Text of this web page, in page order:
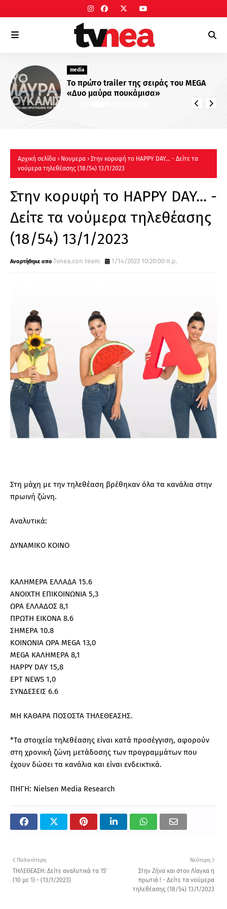
media
Το πρώτο trailer της σειράς του MEGA
«Δυο μαύρα πουκάμισα»
Αρχική σελίδα Νουμερα
Στην κορυφή το HAPPY DAY... - Δείτε τα
νούμερα τηλεθέασης (18/54) 13/1/2023
Στην κορυφή το HAPPY DAY... -
Δείτε τα νούμερα τηλεθέασης
(18/54) 13/1/2023
Tvnea.con team 1/14/2023 10:20:00 π.μ.
Στη μάχη με την τηλεθέαση βρέθηκαν όλα τα κανάλια στην
πρωινή ζώνη.
Αναλυτικά:
ΔΥΝΑΜΙΚΟ ΚΟΙΝΟ
ΚΑΛΗΜΕΡΑ ΕΛΛΑΔΑ 15.6
ΑΝΟΙΧΤΗ ΕΠΙΚΟΙΝΩΝΙΑ 5,3
ΩΡΑ ΕΛΛΑΔΟΣ 8,1
ΠΡΩΤΗ ΕΙΚΟΝΑ 8.6
ΣΗΜΕΡΑ 10.8
ΚΟΙΝΩΝΙΑ ΩΡΑ MEGA 13,0
MEGA ΚΑΛΗΜΕΡΑ 8,1
HAPPY DAY 15,8
ΕΡΤ ΝEWS 1,0
ΣΥΝΔΕΣΕΙΣ 6.6
ΜΗ ΚΑΘΑΡΑ ΠΟΣΟΣΤΑ ΤΗΛΕΘΕΑΣΗΣ.
*Τα στοιχεία τηλεθέασης είναι κατά προσέγγιση, αφορούν
στη χρονική ζώνη μετάδοσης των προγραμμάτων που
έχουν δώσει τα κανάλια και είναι ενδεικτικά.
ΠΗΓΗ: Nielsen Media Research
Νεότερη
Στην Ζήνα και στον Λίαγκα η
πρωτιά ! - Δείτε τα νούμερα
τηλεθέασης (18/54) 13/1/2023
Παλαιότερη
ΤΗΛΕΘΕΑΣΗ: Δείτε αναλυτικά τα 15'
(10 με 1) - (13/1/2023)